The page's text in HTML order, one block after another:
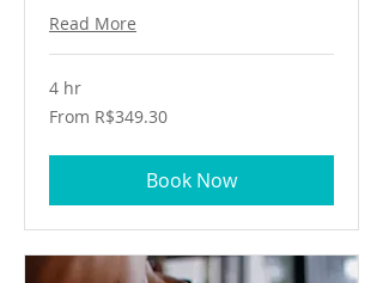
Read More
4 hr
From
349.30
From R$349.30
Book Now